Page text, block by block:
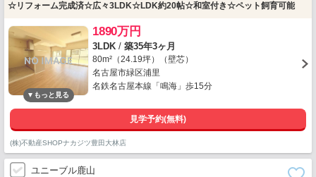
☆リフォーム完成済☆広々3LDK☆LDK約20帖☆和室付き☆ペット飼育可能
1890万円
3LDK / 築35年3ヶ月
80m²（24.19坪）（壁芯）
名古屋市緑区浦里
名鉄名古屋本線「鳴海」歩15分
見学予約(無料)
(株)不動産SHOPナカジツ豊田大林店
ユニーブル鹿山